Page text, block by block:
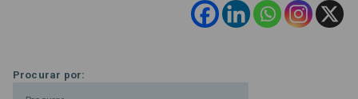
Procurar por: